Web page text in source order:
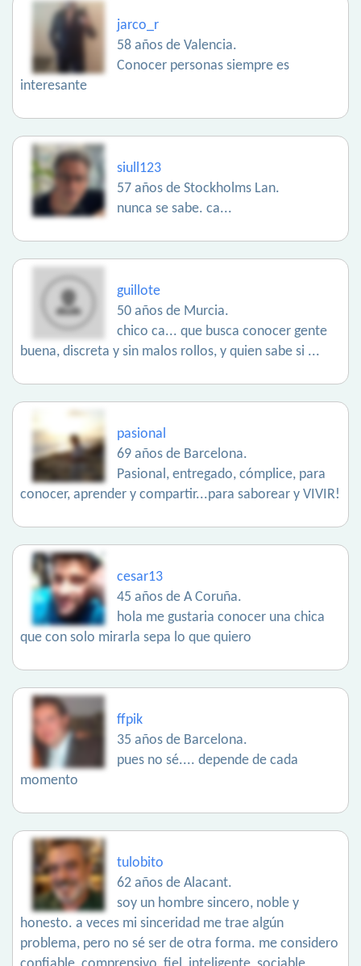
jarco_r
58 años de Valencia.
Conocer personas siempre es
interesante
siull123
57 años de Stockholms Lan.
nunca se sabe. ca...
guillote
50 años de Murcia.
chico ca... que busca conocer gente
buena, discreta y sin malos rollos, y quien sabe si ...
pasional
69 años de Barcelona.
Pasional, entregado, cómplice, para
conocer, aprender y compartir...para saborear y VIVIR!
cesar13
45 años de A Coruña.
hola me gustaria conocer una chica
que con solo mirarla sepa lo que quiero
ffpik
35 años de Barcelona.
pues no sé.... depende de cada
momento
tulobito
62 años de Alacant.
soy un hombre sincero, noble y
honesto. a veces mi sinceridad me trae algún
problema, pero no sé ser de otra forma. me considero